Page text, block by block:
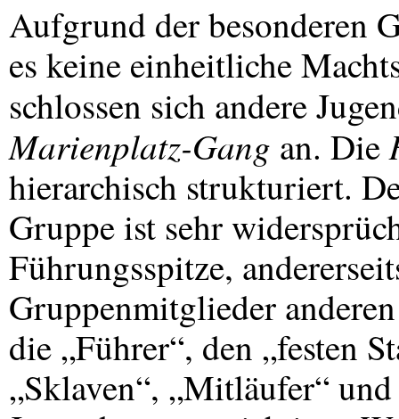
Aufgrund der besonderen
es keine einheitliche
schlossen sich andere
Marienplatz-Gang an. Die
hierarchisch strukturiert.
Gruppe ist sehr
Führungsspitze,
Gruppenmitglieder
die „Führer“, den „festen
„Sklaven“, „Mitläufer“